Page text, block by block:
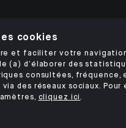
cookies
et faciliter votre
(a) d’élaborer des
consultées,
via des réseaux sociaux.
cliquez ici.